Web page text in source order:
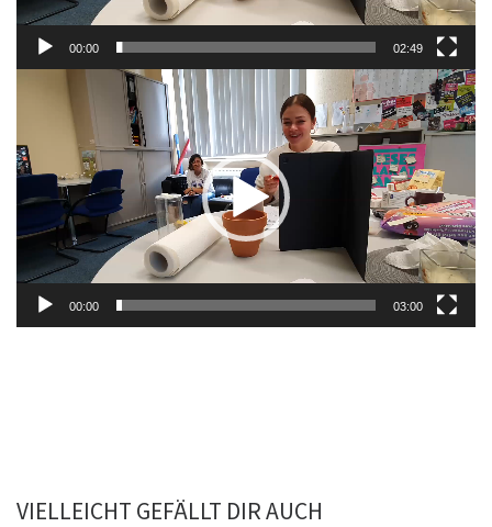
00:00 02:49
Video-
00:00 03:00
VIELLEICHT GEFÄLLT DIR AUCH